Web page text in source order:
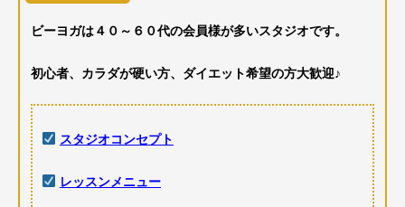
ビーヨガは４０～６０代の会員様が多いスタジオです。
初心者、カラダが硬い方、ダイエット希望の方大歓迎♪
スタジオコンセプト
レッスンメニュー